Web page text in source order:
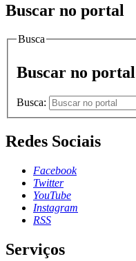
Buscar no portal
Busca
Buscar no portal
Busca:
Redes Sociais
Facebook
Twitter
YouTube
Instagram
RSS
Serviços